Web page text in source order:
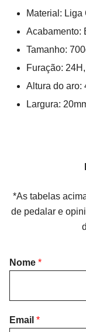
Material: Liga
Acabamento:
Tamanho:
Furação:
Altura do aro:
Largura:
*As tabelas
de pedalar e
Nome *
Email *